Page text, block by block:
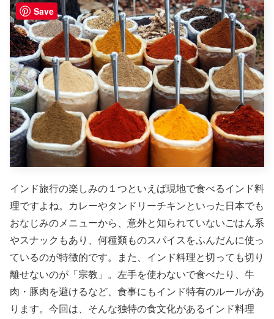
インド旅行の楽しみの１つといえば現地で食べるインド料
理ですよね。カレーやタンドリーチキンといった日本でも
おなじみのメニューから、意外と知られていないごはん系
やスナックもあり、何種類ものスパイスをふんだんに使っ
ているのが特徴的です。また、インド料理と切っても切り
離せないのが「宗教」。左手を使わないで食べたり、牛
肉・豚肉を避けるなど、 食事にもインド特有のルールがあ
ります。今回は、そんな独特の食文化があるインド料理
Save